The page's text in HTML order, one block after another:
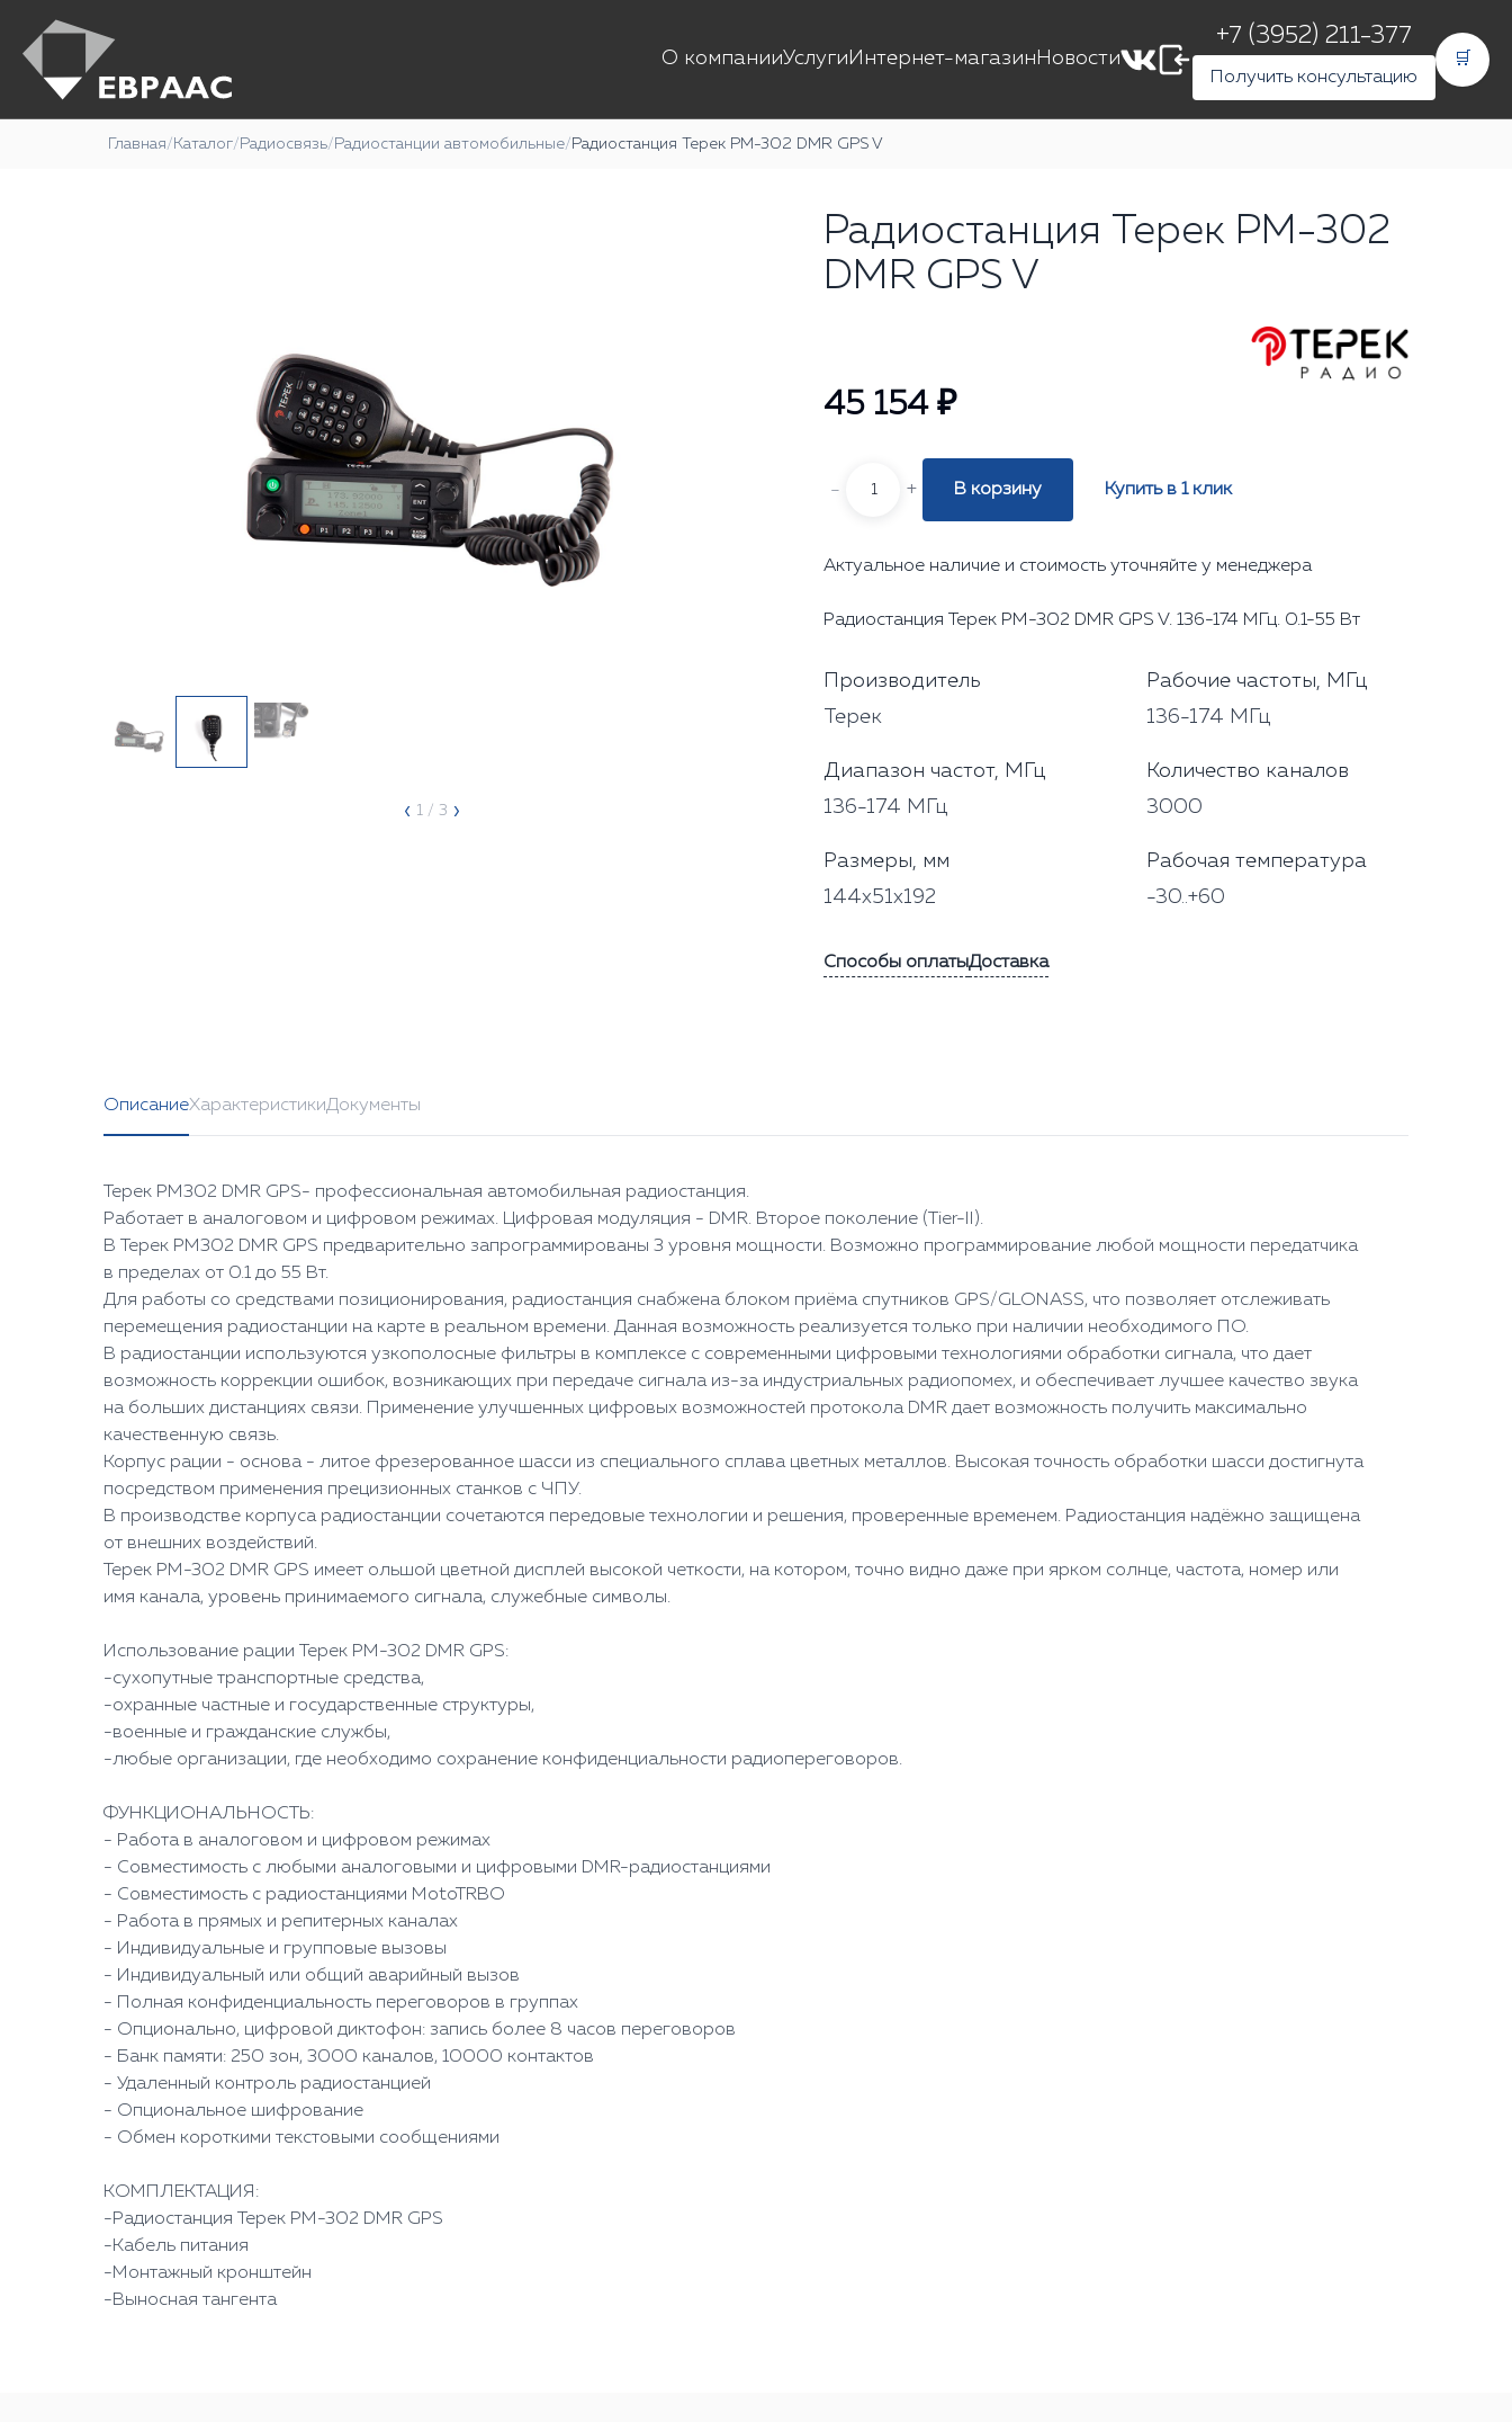
О компанииУслуги Интернет-магазин Новости
+7 (3952) 211-377
Получить консультацию
🛒
Главная/ Каталог/ Радиосвязь/ Радиостанции автомобильные/ Радиостанция Терек РМ-302 DMR GPS V
‹ 1 / 3 ›
Радиостанция Терек РМ-302
DMR GPS V
45 154 ₽
- + В корзину Купить в 1 клик
Актуальное наличие и стоимость уточняйте у менеджера
Радиостанция Терек РМ-302 DMR GPS V. 136-174 МГц. 0.1-55 Вт
Производитель
Терек
Рабочие частоты, МГц
136-174 МГц
Диапазон частот, МГц
136-174 МГц
Количество каналов
3000
Размеры, мм
144x51x192
Рабочая температура
-30..+60
Способы оплатыДоставка
ОписаниеХарактеристикиДокументы
Терек РМ302 DMR GPS- профессиональная автомобильная радиостанция.
Работает в аналоговом и цифровом режимах. Цифровая модуляция - DMR. Второе поколение (Tier-II).
В Терек РМ302 DMR GPS предварительно запрограммированы 3 уровня мощности. Возможно программирование любой мощности передатчика
в пределах от 0.1 до 55 Вт.
Для работы со средствами позиционирования, радиостанция снабжена блоком приёма спутников GPS/GLONASS, что позволяет отслеживать
перемещения радиостанции на карте в реальном времени. Данная возможность реализуется только при наличии необходимого ПО.
В радиостанции используются узкополосные фильтры в комплексе с современными цифровыми технологиями обработки сигнала, что дает
возможность коррекции ошибок, возникающих при передаче сигнала из-за индустриальных радиопомех, и обеспечивает лучшее качество звука
на больших дистанциях связи. Применение улучшенных цифровых возможностей протокола DMR дает возможность получить максимально
качественную связь.
Корпус рации - основа - литое фрезерованное шасси из специального сплава цветных металлов. Высокая точность обработки шасси достигнута
посредством применения прецизионных станков с ЧПУ.
В производстве корпуса радиостанции сочетаются передовые технологии и решения, проверенные временем. Радиостанция надёжно защищена
от внешних воздействий.
Терек РМ-302 DMR GPS имеет ольшой цветной дисплей высокой четкости, на котором, точно видно даже при ярком солнце, частота, номер или
имя канала, уровень принимаемого сигнала, служебные символы.
Использование рации Терек РМ-302 DMR GPS:
-сухопутные транспортные средства,
-охранные частные и государственные структуры,
-военные и гражданские службы,
-любые организации, где необходимо сохранение конфиденциальности радиопереговоров.
ФУНКЦИОНАЛЬНОСТЬ:
- Работа в аналоговом и цифровом режимах
- Совместимость с любыми аналоговыми и цифровыми DMR-радиостанциями
- Совместимость с радиостанциями MotoTRBO
- Работа в прямых и репитерных каналах
- Индивидуальные и групповые вызовы
- Индивидуальный или общий аварийный вызов
- Полная конфиденциальность переговоров в группах
- Опционально, цифровой диктофон: запись более 8 часов переговоров
- Банк памяти: 250 зон, 3000 каналов, 10000 контактов
- Удаленный контроль радиостанцией
- Опциональное шифрование
- Обмен короткими текстовыми сообщениями
КОМПЛЕКТАЦИЯ:
-Радиостанция Терек РМ-302 DMR GPS
-Кабель питания
-Монтажный кронштейн
-Выносная тангента